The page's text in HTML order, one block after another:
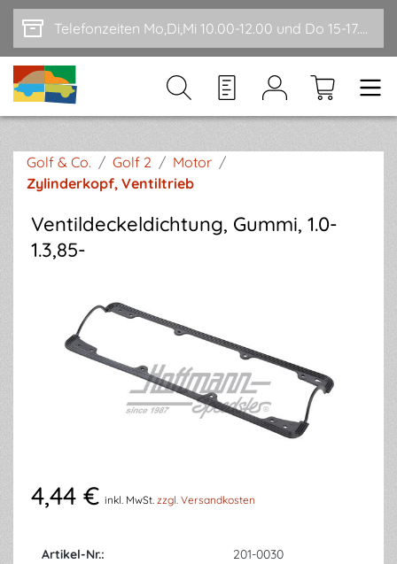
Zum Hauptinhalt springen Telefonzeiten Mo,Di,Mi 10.00-12.00 und Do 15-17.00
Golf & Co. / Golf 2 / Motor /
Zylinderkopf, Ventiltrieb
Ventildeckeldichtung, Gummi, 1.0-
1.3,85-
4,44 € inkl. MwSt. zzgl. Versandkosten
Artikel-Nr.: 201-0030